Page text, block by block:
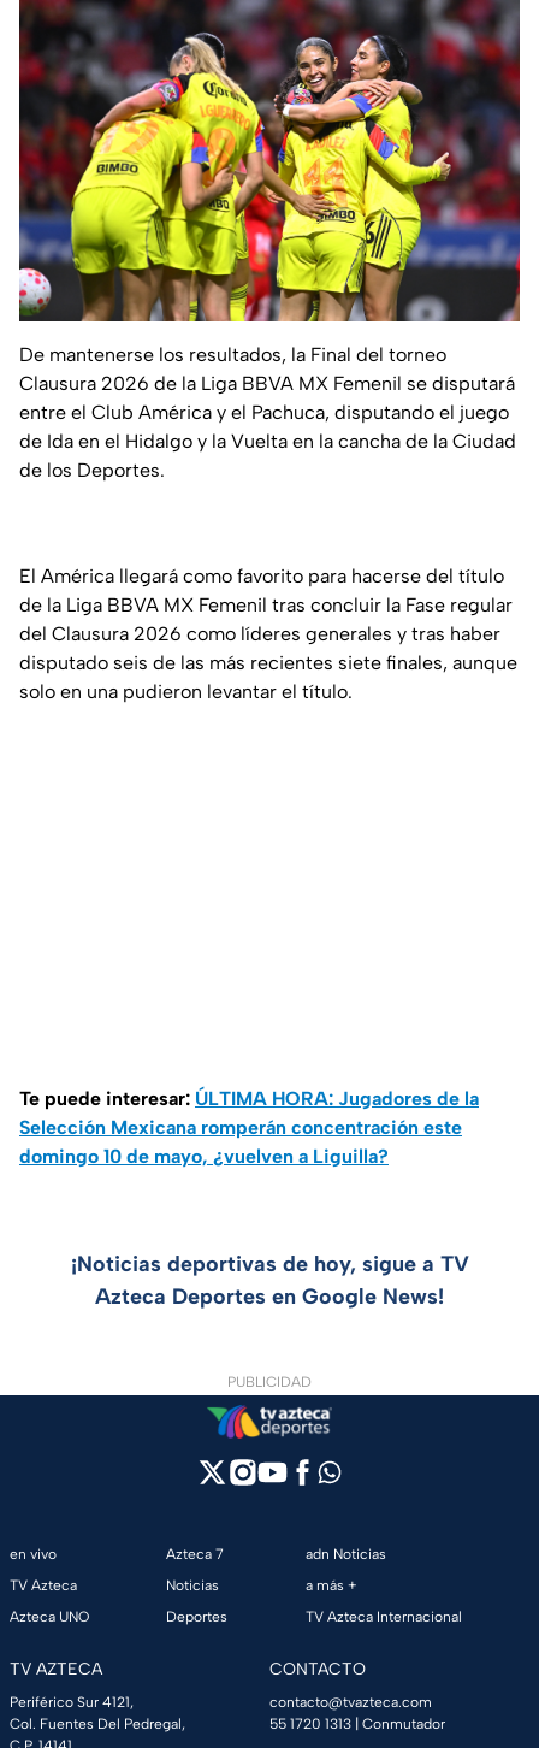
De mantenerse los resultados, la Final del torneo
Clausura 2026 de la Liga BBVA MX Femenil se disputará
entre el Club América y el Pachuca, disputando el juego
de Ida en el Hidalgo y la Vuelta en la cancha de la Ciudad
de los Deportes.
El América llegará como favorito para hacerse del título
de la Liga BBVA MX Femenil tras concluir la Fase regular
del Clausura 2026 como líderes generales y tras haber
disputado seis de las más recientes siete finales, aunque
solo en una pudieron levantar el título.
Te puede interesar: ÚLTIMA HORA: Jugadores de la
Selección Mexicana romperán concentración este
domingo 10 de mayo, ¿vuelven a Liguilla?
¡Noticias deportivas de hoy, sigue a TV
Azteca Deportes en Google News!
PUBLICIDAD
en vivo
TV Azteca
Azteca UNO
Azteca 7
Noticias
Deportes
adn Noticias
a más +
TV Azteca Internacional
TV AZTECA
Periférico Sur 4121,
Col. Fuentes Del Pedregal,
CONTACTO
contacto@tvazteca.com
55 1720 1313 | Conmutador